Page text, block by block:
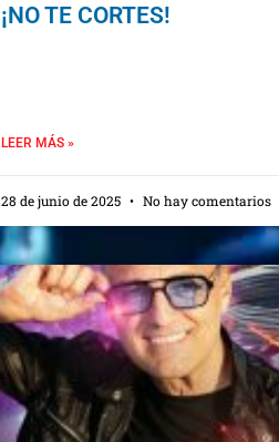
¡NO TE CORTES!
LEER MÁS »
28 de junio de 2025 No hay comentarios